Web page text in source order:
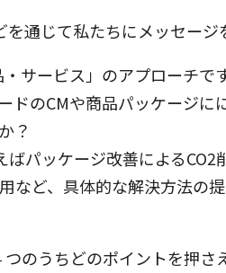
通じて私たちにメッセージ
サービス」のアプローチで
ドのCMや商品パッケージに
？
ばパッケージ改善による
など、具体的な解決方法の
のうちどのポイントを押さ